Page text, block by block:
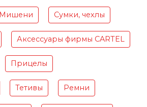
Мишени Сумки, чехлы
Аксессуары фирмы CARTEL
Прицелы
Тетивы Ремни